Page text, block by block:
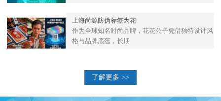
上海尚源防伪标签为花
作为全球知名时尚品牌，花花公子凭借独特设计风
格与品牌底蕴，长期
了解更多 >>